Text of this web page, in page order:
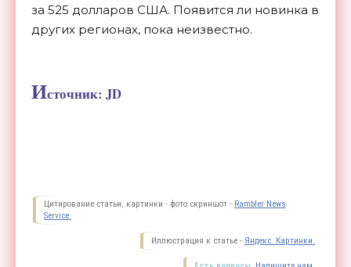
за 525 долларов США. Появится ли новинка в
других регионах, пока неизвестно.
Источник: JD
Цитирование статьи, картинки - фото скриншот - Rambler News
Service.
Иллюстрация к статье - Яндекс. Картинки.